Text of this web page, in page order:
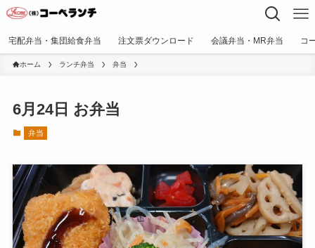
宅配弁当・集団給食弁当 注文票ダウンロード 会議弁当・MR弁当 コ
ホーム ランチ弁当 弁当
6月24日 お弁当
弁当